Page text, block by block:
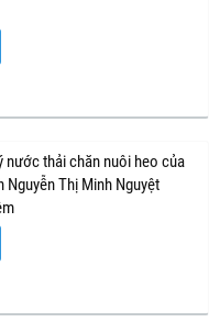
nước thải chăn nuôi heo của
Nguyễn Thị Minh Nguyệt